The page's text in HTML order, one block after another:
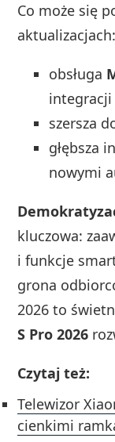
Co może się
aktualizacjach:
obsługa
szersza
głębsza
nowymi
kluczowa:
i funkcje
grona
2026 to
S Pro 2026
Czytaj też:
Telewizor
cienkimi